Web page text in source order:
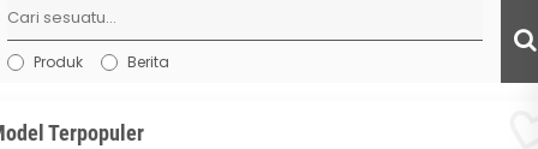
Produk Berita
Terpopuler